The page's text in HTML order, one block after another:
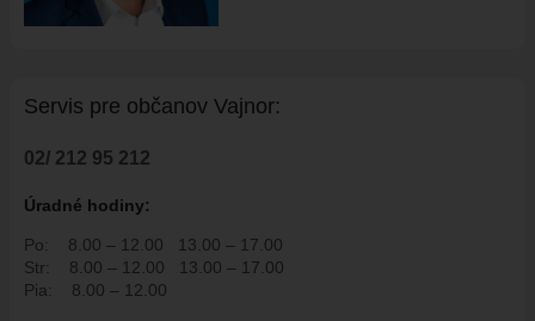
VOĽBY DO ORGÁNOV ÚZEMNEJ SAMOSPRÁVY
ÚRADNÁ TABUĽA
ZMLUVY, OBJEDNÁVKY, FAKTÚRY
DOKUMENTY
ROZPOČET
Servis pre občanov Vajnor:
02/ 212 95 212
Úradné hodiny:
Po: 8.00 – 12.00
13.00 – 17.00
Str:
8.00 – 12.00
13.00 – 17.00
Pia:
8.00 – 12.00